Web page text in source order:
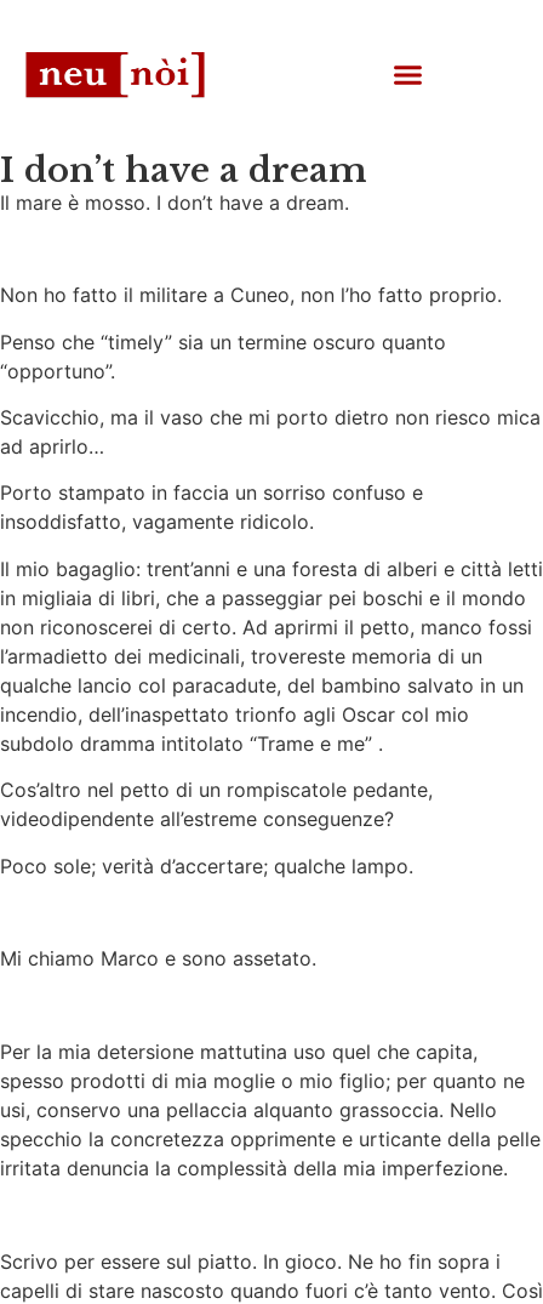
I don’t have a dream
Il mare è mosso. I don’t have a dream.
Non ho fatto il militare a Cuneo, non l’ho fatto proprio.
Penso che “timely” sia un termine oscuro quanto
“opportuno”.
Scavicchio, ma il vaso che mi porto dietro non riesco mica
ad aprirlo…
Porto stampato in faccia un sorriso confuso e
insoddisfatto, vagamente ridicolo.
Il mio bagaglio: trent’anni e una foresta di alberi e città letti
in migliaia di libri, che a passeggiar pei boschi e il mondo
non riconoscerei di certo. Ad aprirmi il petto, manco fossi
l’armadietto dei medicinali, trovereste memoria di un
qualche lancio col paracadute, del bambino salvato in un
incendio, dell’inaspettato trionfo agli Oscar col mio
subdolo dramma intitolato “Trame e me” .
Cos’altro nel petto di un rompiscatole pedante,
videodipendente all’estreme conseguenze?
Poco sole; verità d’accertare; qualche lampo.
Mi chiamo Marco e sono assetato.
Per la mia detersione mattutina uso quel che capita,
spesso prodotti di mia moglie o mio figlio; per quanto ne
usi, conservo una pellaccia alquanto grassoccia. Nello
specchio la concretezza opprimente e urticante della pelle
irritata denuncia la complessità della mia imperfezione.
Scrivo per essere sul piatto. In gioco. Ne ho fin sopra i
capelli di stare nascosto quando fuori c’è tanto vento. Così